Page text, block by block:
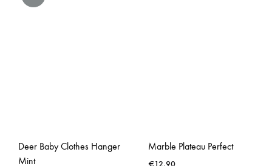
Deer Baby Clothes Hanger
Mint
Marble Plateau Perfect